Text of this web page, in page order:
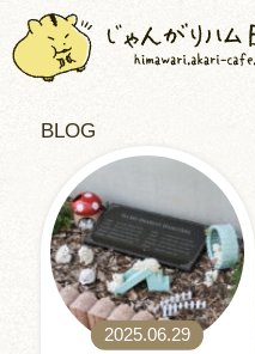
BLOG
2025.06.29